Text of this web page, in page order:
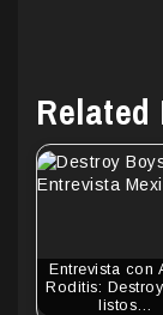
Related
Entrevista con
Roditis:
listos…